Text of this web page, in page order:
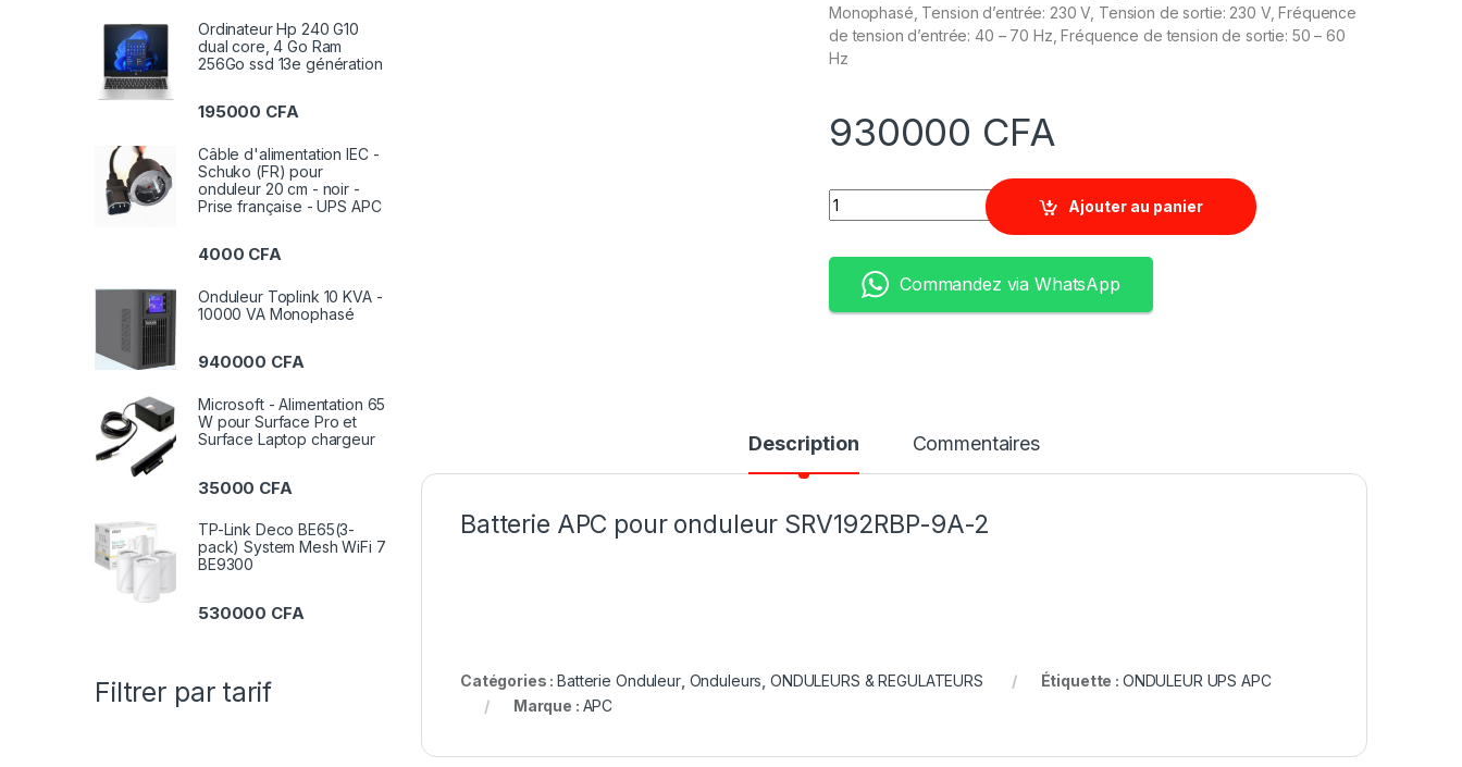
Monophasé, Tension d’entrée: 230 V, Tension de sortie: 230 V, Fréquence
de tension d’entrée: 40 – 70 Hz, Fréquence de tension de sortie: 50 – 60
Hz
930000 CFA
Quantity
Ajouter au panier
Commandez via WhatsApp
Description Commentaires
Batterie APC pour onduleur SRV192RBP-9A-2
Catégories :Batterie Onduleur, Onduleurs ,ONDULEURS & REGULATEURS Étiquette : ONDULEUR UPS APC
Marque : APC
Ordinateur Hp 240 G10
dual core, 4 Go Ram
256Go ssd 13e génération
195000 CFA
Câble d'alimentation IEC -
Schuko (FR) pour
onduleur 20 cm - noir -
Prise française - UPS APC
4000 CFA
Onduleur Toplink 10 KVA -
10000 VA Monophasé
940000 CFA
Microsoft - Alimentation 65
W pour Surface Pro et
Surface Laptop chargeur
35000 CFA
TP-Link Deco BE65(3-
pack) System Mesh WiFi 7
BE9300
530000 CFA
Filtrer par tarif